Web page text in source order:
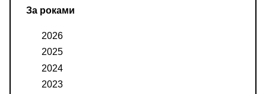
За роками
2026
2025
2024
2023